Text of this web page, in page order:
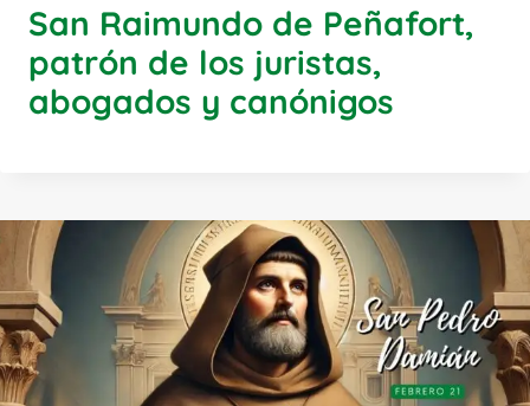
San Raimundo de Peñafort,
patrón de los juristas,
abogados y canónigos